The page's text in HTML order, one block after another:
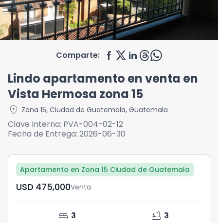
Comparte:
Lindo apartamento en venta en
Vista Hermosa zona 15
location_on Zona 15, Ciudad de Guatemala, Guatemala
Clave Interna: PVA-004-02-12
Fecha de Entrega: 2026-06-30
Apartamento en Zona 15 Ciudad de Guatemala
USD	475,000Venta
bed 3 bathtub 3